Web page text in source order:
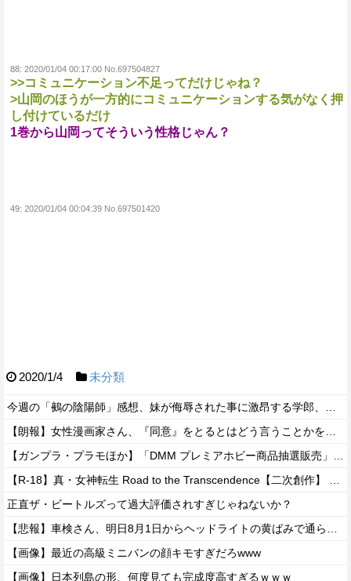
88: 2020/01/04 00:17:00 No.697504827
>>コミュニケーション不足ってだけじゃね？
>山岡のほうが一方的にコミュニケーションする気がなく押
し付けているだけ
1巻から山岡ってそういう性格じゃん？
49: 2020/01/04 00:04:39 No.697501420
2020/1/4 未分類
正直ザ・ビートルズって過大評価されすぎじゃねないか？
【画像】最近の高級ミニバンの顔キモすぎだろwww
【画像】日本列島の形、何度見ても完成度高すぎるｗｗｗ